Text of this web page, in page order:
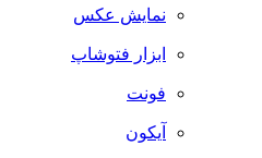
نمایش عکس
ابزار فتوشاپ
فونت
آیکون